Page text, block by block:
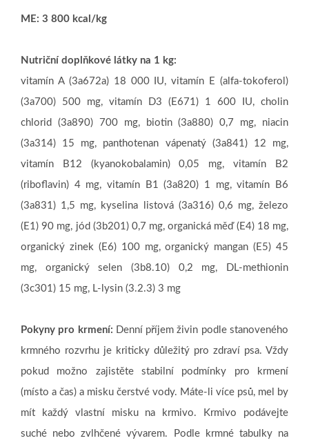
ME: 3 800 kcal/kg
Nutriční doplňkové látky na 1 kg:
vitamín A (3a672a) 18 000 IU, vitamín E (alfa-tokoferol)
(3a700) 500 mg, vitamín D3 (E671) 1 600 IU, cholin
chlorid (3a890) 700 mg, biotin (3a880) 0,7 mg, niacin
(3a314) 15 mg, panthotenan vápenatý (3a841) 12 mg,
vitamín B12 (kyanokobalamin) 0,05 mg, vitamín B2
(riboflavin) 4 mg, vitamín B1 (3a820) 1 mg, vitamín B6
(3a831) 1,5 mg, kyselina listová (3a316) 0,6 mg, železo
(E1) 90 mg, jód (3b201) 0,7 mg, organická měď (E4) 18 mg,
organický zinek (E6) 100 mg, organický mangan (E5) 45
mg, organický selen (3b8.10) 0,2 mg, DL-methionin
(3c301) 15 mg, L-lysin (3.2.3) 3 mg
Pokyny pro krmení: Denní příjem živin podle stanoveného
krmného rozvrhu je kriticky důležitý pro zdraví psa. Vždy
pokud možno zajistěte stabilní podmínky pro krmení
(místo a čas) a misku čerstvé vody. Máte-li více psů, mel by
mít každý vlastní misku na krmivo. Krmivo podávejte
suché nebo zvlhčené vývarem. Podle krmné tabulky na